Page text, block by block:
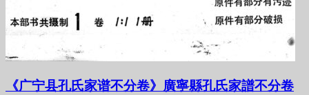
《广宁县孔氏家谱不分卷》廣寧縣孔氏家譜不分卷